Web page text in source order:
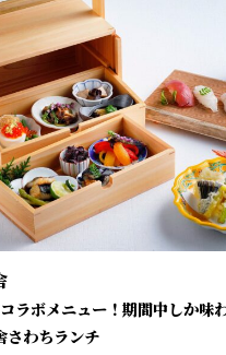
ラボメニュー！期間中しか味
さわちランチ